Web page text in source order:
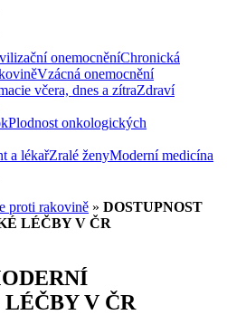
onemocněníChronická
Vzácná onemocnění
včera, dnes a zítraZdraví
Plodnost onkologických
a lékařZralé ženyModerní medicína
proti rakovině » DOSTUPNOST
LÉČBY V ČR
V ČR